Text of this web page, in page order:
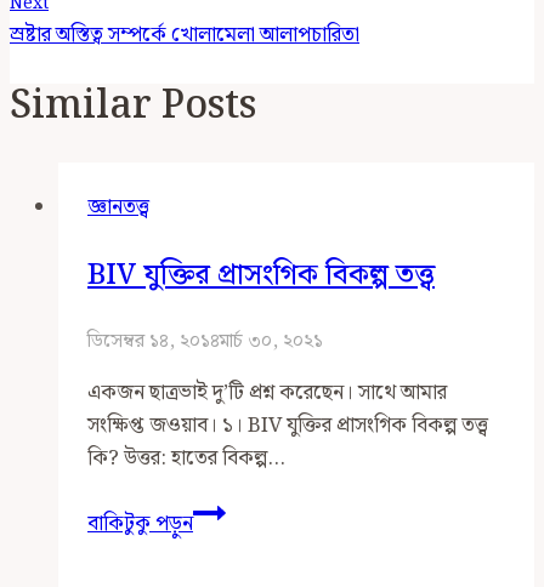
স্রষ্টার অস্তিত্ব সম্পর্কে খোলামেলা আলাপচারিতা
Similar Posts
জ্ঞানতত্ত্ব
BIV যুক্তির প্রাসংগিক বিকল্প তত্ত্ব
ডিসেম্বর ১৪, ২০১৪মার্চ ৩০, ২০২১
একজন ছাত্রভাই দু’টি প্রশ্ন করেছেন। সাথে আমার
সংক্ষিপ্ত জওয়াব। ১। BIV যুক্তির প্রাসংগিক বিকল্প তত্ত্ব
কি? উত্তর: হাতের বিকল্প…
বাকিটুকু পড়ুনBIV
যুক্তির